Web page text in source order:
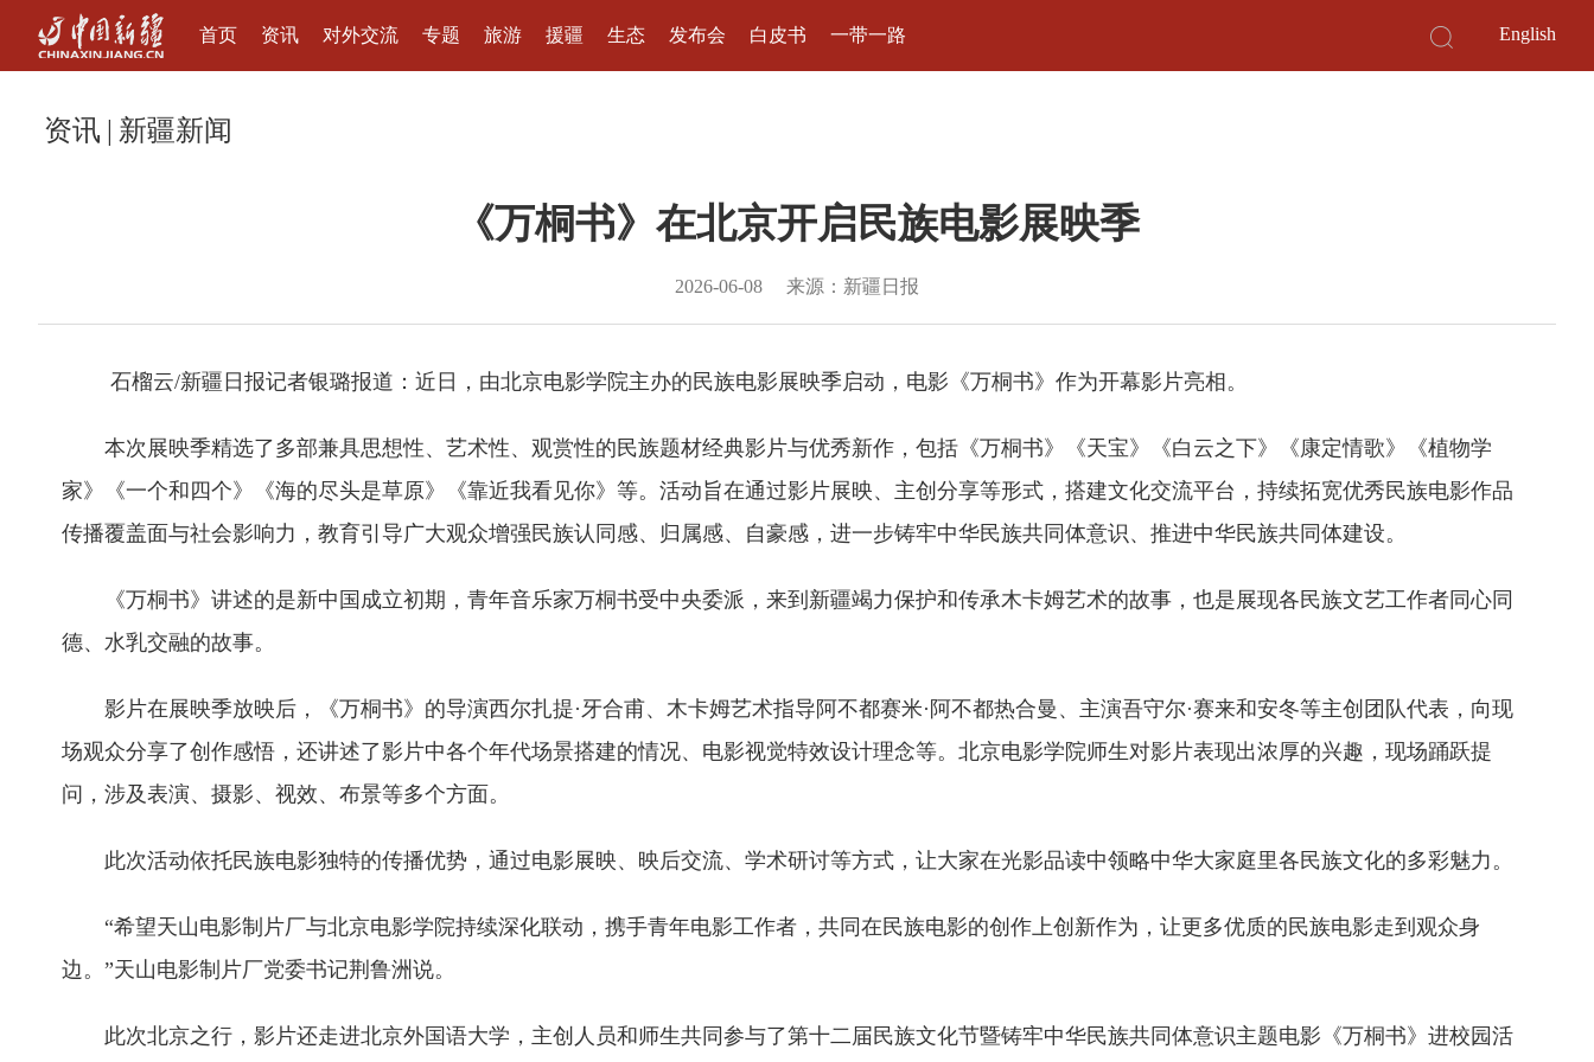
首页 资讯 对外交流 专题 旅游 援疆 生态 发布会 白皮书 一带一路 English
资讯 | 新疆新闻
《万桐书》在北京开启民族电影展映季
2026-06-08 来源：新疆日报
石榴云/新疆日报记者银璐报道：近日，由北京电影学院主办的民族电影展映季启动，电影《万桐书》作为开幕影片亮相。
本次展映季精选了多部兼具思想性、艺术性、观赏性的民族题材经典影片与优秀新作，包括《万桐书》《天宝》《白云之下》《康定情歌》《植物学
家》《一个和四个》《海的尽头是草原》《靠近我看见你》等。活动旨在通过影片展映、主创分享等形式，搭建文化交流平台，持续拓宽优秀民族电影作品
传播覆盖面与社会影响力，教育引导广大观众增强民族认同感、归属感、自豪感，进一步铸牢中华民族共同体意识、推进中华民族共同体建设。
《万桐书》讲述的是新中国成立初期，青年音乐家万桐书受中央委派，来到新疆竭力保护和传承木卡姆艺术的故事，也是展现各民族文艺工作者同心同
德、水乳交融的故事。
影片在展映季放映后，《万桐书》的导演西尔扎提·牙合甫、木卡姆艺术指导阿不都赛米·阿不都热合曼、主演吾守尔·赛来和安冬等主创团队代表，向现
场观众分享了创作感悟，还讲述了影片中各个年代场景搭建的情况、电影视觉特效设计理念等。北京电影学院师生对影片表现出浓厚的兴趣，现场踊跃提
问，涉及表演、摄影、视效、布景等多个方面。
此次活动依托民族电影独特的传播优势，通过电影展映、映后交流、学术研讨等方式，让大家在光影品读中领略中华大家庭里各民族文化的多彩魅力。
“希望天山电影制片厂与北京电影学院持续深化联动，携手青年电影工作者，共同在民族电影的创作上创新作为，让更多优质的民族电影走到观众身
边。”天山电影制片厂党委书记荆鲁洲说。
此次北京之行，影片还走进北京外国语大学，主创人员和师生共同参与了第十二届民族文化节暨铸牢中华民族共同体意识主题电影《万桐书》进校园活